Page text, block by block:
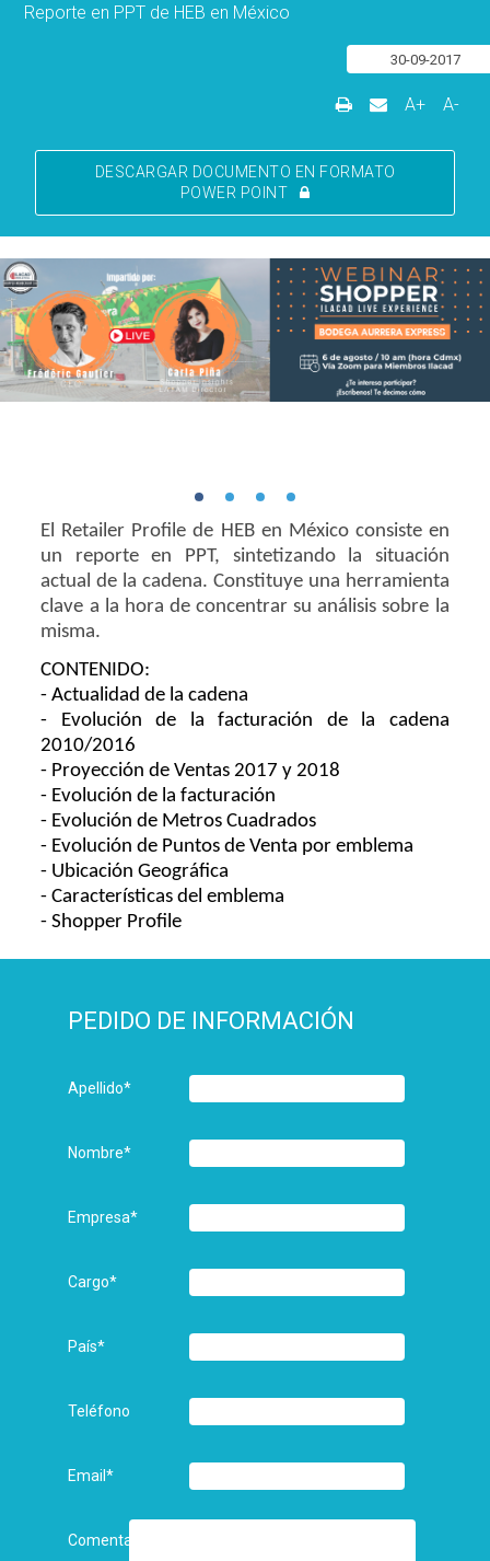
Reporte en PPT de HEB en México
30-09-2017
A+ A-
DESCARGAR DOCUMENTO EN FORMATO
POWER POINT
El Retailer Profile de HEB en México consiste en
un reporte en PPT, sintetizando la situación
actual de la cadena. Constituye una herramienta
clave a la hora de concentrar su análisis sobre la
misma.
CONTENIDO:
- Actualidad de la cadena
- Evolución de la facturación de la cadena
2010/2016
- Proyección de Ventas 2017 y 2018
- Evolución de la facturación
- Evolución de Metros Cuadrados
- Evolución de Puntos de Venta por emblema
- Ubicación Geográfica
- Características del emblema
- Shopper Profile
PEDIDO DE INFORMACIÓN
Apellido*
Nombre*
Empresa*
Cargo*
País*
Teléfono
Email*
Comentarios